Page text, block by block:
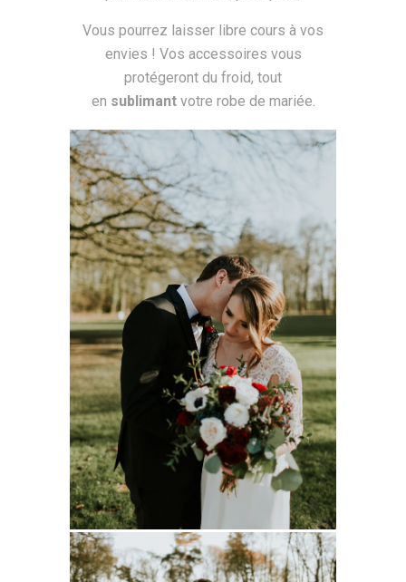
Vous pourrez laisser libre cours à vos
envies ! Vos accessoires vous
protégeront du froid, tout
en sublimantvotre robe de mariée.